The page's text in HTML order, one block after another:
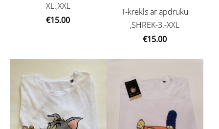
XL.,XXL
€15.00
T-krekls ar apdruku
,SHREK-3.-XXL
€15.00